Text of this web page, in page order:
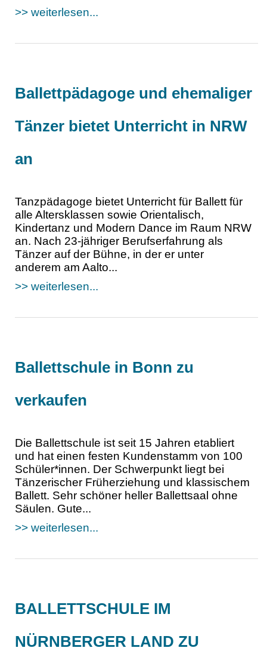
>> weiterlesen...
Ballettpädagoge und ehemaliger
Tänzer bietet Unterricht in NRW
an
Tanzpädagoge bietet Unterricht für Ballett für
alle Altersklassen sowie Orientalisch,
Kindertanz und Modern Dance im Raum NRW
an. Nach 23-jähriger Berufserfahrung als
Tänzer auf der Bühne, in der er unter
anderem am Aalto...
>> weiterlesen...
Ballettschule in Bonn zu
verkaufen
Die Ballettschule ist seit 15 Jahren etabliert
und hat einen festen Kundenstamm von 100
Schüler*innen. Der Schwerpunkt liegt bei
Tänzerischer Früherziehung und klassischem
Ballett. Sehr schöner heller Ballettsaal ohne
Säulen. Gute...
>> weiterlesen...
BALLETTSCHULE IM
NÜRNBERGER LAND ZU